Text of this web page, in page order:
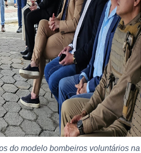
do modelo bombeiros voluntários na